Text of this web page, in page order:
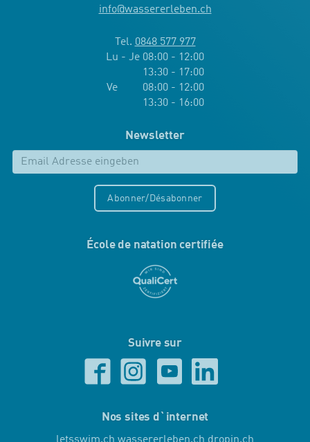
info@wassererleben.ch
Tel. 0848 577 977
Lu - Je 08:00 - 12:00
13:30 - 17:00
Ve 08:00 - 12:00
13:30 - 16:00
Newsletter
Abonner/Désabonner
École de natation certifiée
Suivre sur
Nos sites d`internet
letsswim.ch wassererleben.ch dropin.ch